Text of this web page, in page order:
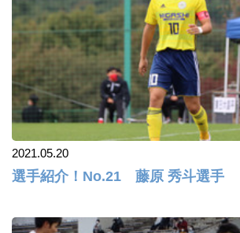
2021.05.20
選手紹介！No.21 藤原 秀斗選手